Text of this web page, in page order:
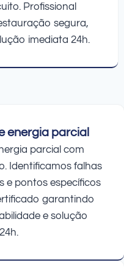
Profissional
segura,
imediata 24h.
energia parcial
parcial com
Identificamos falhas
e pontos específicos
garantindo
e solução